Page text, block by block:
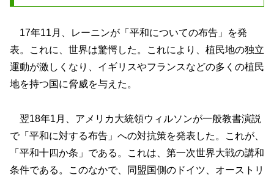
17年11月、レーニンが「平和についての布告」を発
表。これに、世界は驚愕した。これにより、植民地の独立
運動が激しくなり、イギリスやフランスなどの多くの植民
地を持つ国に脅威を与えた。
翌18年1月、アメリカ大統領ウィルソンが一般教書演説
で「平和に対する布告」への対抗策を発表した。これが、
「平和十四か条」である。これは、第一次世界大戦の講和
条件である。このなかで、同盟国側のドイツ、オーストリ